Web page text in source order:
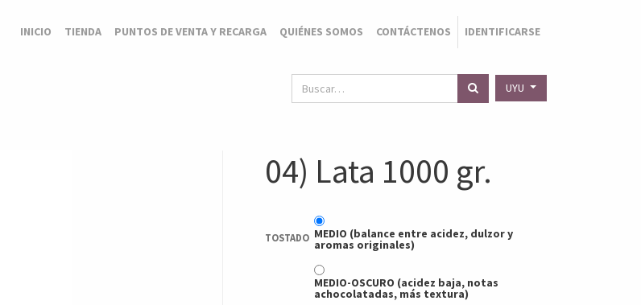
INICIO TIENDA PUNTOS DE VENTA Y RECARGA QUIÉNES SOMOS CONTÁCTENOS IDENTIFICARSE
UYU
04) Lata 1000 gr.
TOSTADO MEDIO (balance entre acidez, dulzor y
aromas originales)
MEDIO-OSCURO (acidez baja, notas
achocolatadas, más textura)